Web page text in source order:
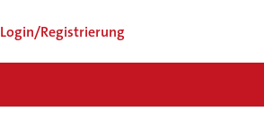
Login/Registrierung